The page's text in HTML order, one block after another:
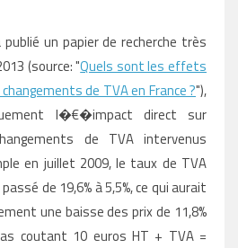
publié un papier de recherche très
(source: "Quels sont les effets
de TVA en France ?"),
l�€�impact direct sur
de TVA intervenus
en juillet 2009, le taux de TVA
de 19,6% à 5,5%, ce qui aurait
une baisse des prix de 11,8%
coutant 10 euros HT + TVA =